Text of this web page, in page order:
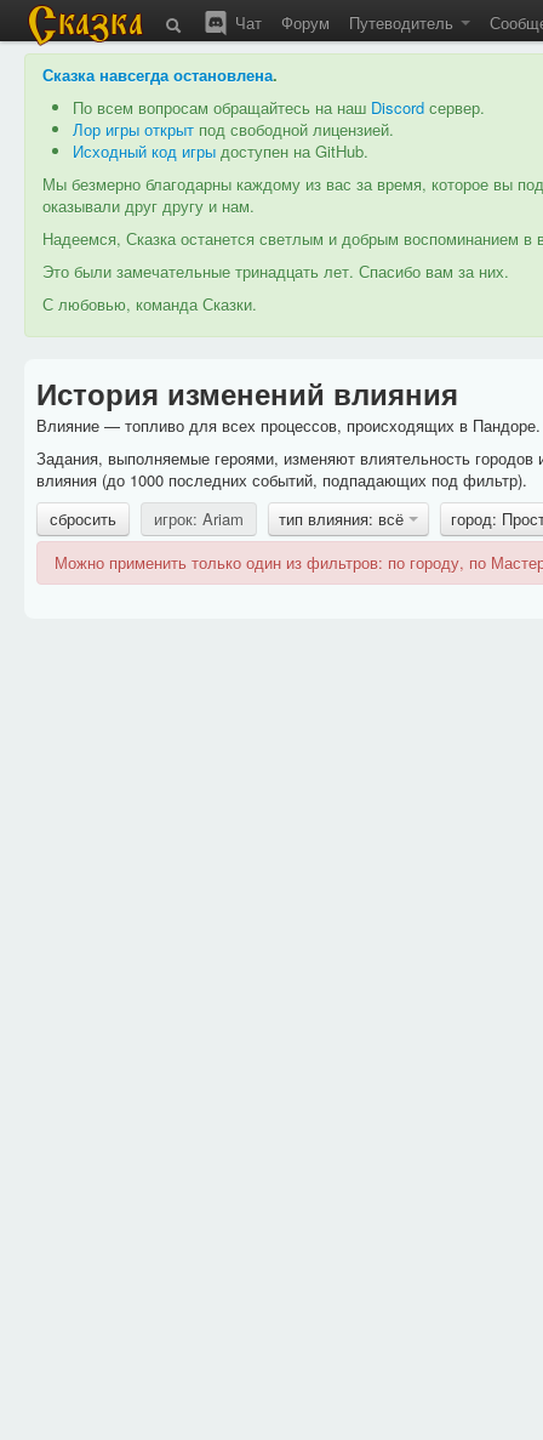
Чат Форум Путеводитель
Сказка навсегда остановлена.
По всем вопросам обращайтесь на наш Discord сервер.
Лор игры открыт под свободной лицензией.
Исходный код игры доступен на GitHub.
Мы безмерно благодарны каждому из вас за время, которое вы
оказывали друг другу и нам.
Надеемся, Сказка останется светлым и добрым воспоминанием
Это были замечательные тринадцать лет. Спасибо вам за них.
С любовью, команда Сказки.
История изменений влияния
Влияние — топливо для всех процессов, происходящих в
Задания, выполняемые героями, изменяют влиятельность
влияния (до 1000 последних событий, подпадающих под фильтр).
сбросить
игрок: Ariam тип влияния: всё
город:
Можно применить только один из фильтров: по городу, по